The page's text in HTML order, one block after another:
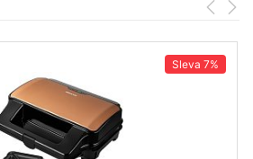
Sleva 7%